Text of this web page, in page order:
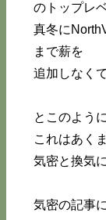
のトップレ
真冬に
まで薪を
追加しなく
とこのよう
これはあく
気密と換気
気密の記事